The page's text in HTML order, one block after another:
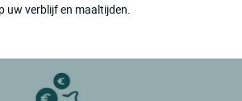
uw verblijf en maaltijden.